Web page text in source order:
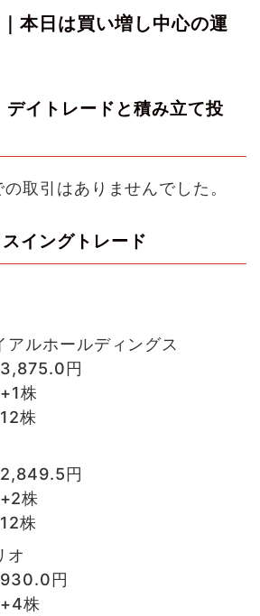
｜本日は買い増し中心の運
デイトレードと積み立て投
取引はありませんでした。
イングトレード
ルホールディングス
円
株
株
円
株
株
オ
円
株